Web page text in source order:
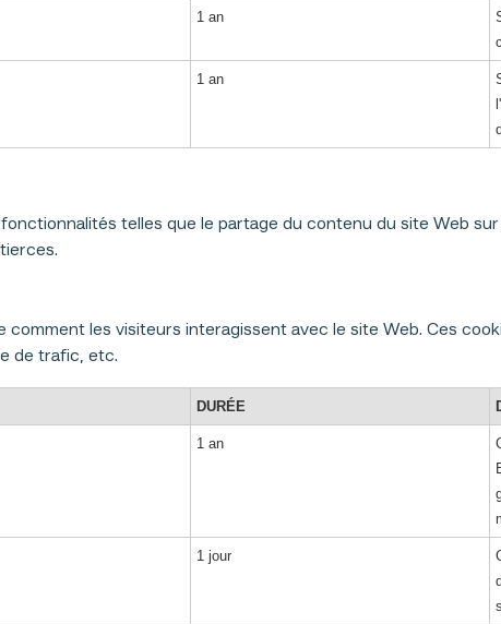
1 an
1 an
telles que le partage du contenu du site Web
les visiteurs interagissent avec le site Web. Ces
de trafic, etc.
DURÉE
1 an
1 jour